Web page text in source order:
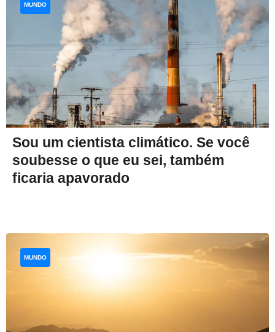
Sou um cientista climático. Se você
soubesse o que eu sei, também
ficaria apavorado
MUNDO
MUNDO